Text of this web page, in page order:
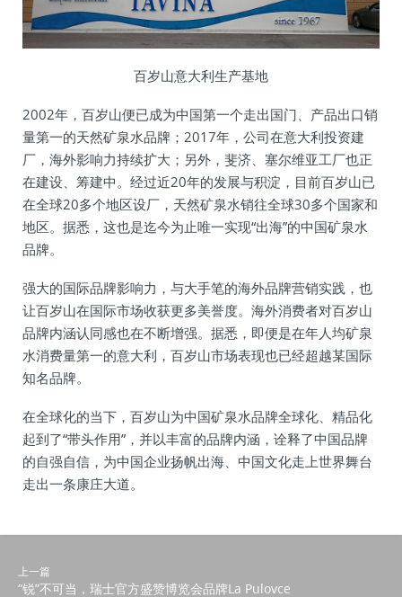
百岁山意大利生产基地
2002年，百岁山便已成为中国第一个走出国门、产品出口销
量第一的天然矿泉水品牌；2017年，公司在意大利投资建
厂，海外影响力持续扩大；另外，斐济、塞尔维亚工厂也正
在建设、筹建中。经过近20年的发展与积淀，目前百岁山已
在全球20多个地区设厂，天然矿泉水销往全球30多个国家和
地区。据悉，这也是迄今为止唯一实现“出海”的中国矿泉水
品牌。
强大的国际品牌影响力，与大手笔的海外品牌营销实践，也
让百岁山在国际市场收获更多美誉度。海外消费者对百岁山
品牌内涵认同感也在不断增强。据悉，即便是在年人均矿泉
水消费量第一的意大利，百岁山市场表现也已经超越某国际
知名品牌。
在全球化的当下，百岁山为中国矿泉水品牌全球化、精品化
起到了“带头作用”，并以丰富的品牌内涵，诠释了中国品牌
的自强自信，为中国企业扬帆出海、中国文化走上世界舞台
走出一条康庄大道。
上一篇
“锐”不可当，瑞士官方盛赞博览会品牌La Pulovce